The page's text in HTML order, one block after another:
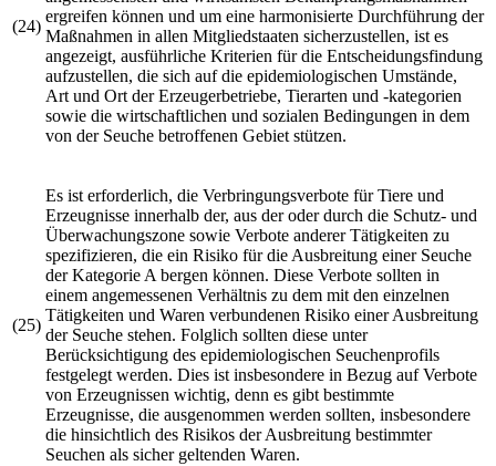
(24)
ergreifen können und um eine harmonisierte Durchführung der
Maßnahmen in allen Mitgliedstaaten sicherzustellen, ist es
angezeigt, ausführliche Kriterien für die Entscheidungsfindung
aufzustellen, die sich auf die epidemiologischen Umstände,
Art und Ort der Erzeugerbetriebe, Tierarten und -kategorien
sowie die wirtschaftlichen und sozialen Bedingungen in dem
von der Seuche betroffenen Gebiet stützen.
(25)
Es ist erforderlich, die Verbringungsverbote für Tiere und
Erzeugnisse innerhalb der, aus der oder durch die Schutz- und
Überwachungszone sowie Verbote anderer Tätigkeiten zu
spezifizieren, die ein Risiko für die Ausbreitung einer Seuche
der Kategorie A bergen können. Diese Verbote sollten in
einem angemessenen Verhältnis zu dem mit den einzelnen
Tätigkeiten und Waren verbundenen Risiko einer Ausbreitung
der Seuche stehen. Folglich sollten diese unter
Berücksichtigung des epidemiologischen Seuchenprofils
festgelegt werden. Dies ist insbesondere in Bezug auf Verbote
von Erzeugnissen wichtig, denn es gibt bestimmte
Erzeugnisse, die ausgenommen werden sollten, insbesondere
die hinsichtlich des Risikos der Ausbreitung bestimmter
Seuchen als sicher geltenden Waren.